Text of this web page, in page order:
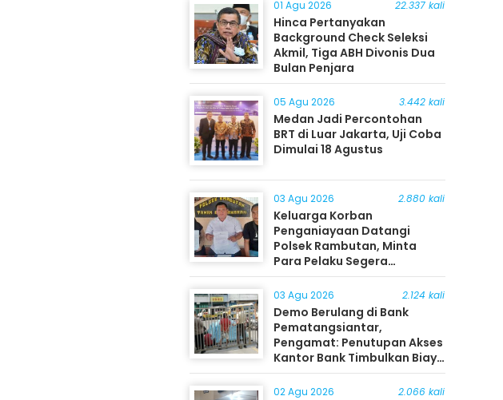
01 Agu 2026 22.337 kali
Hinca Pertanyakan
Background Check Seleksi
Akmil, Tiga ABH Divonis Dua
Bulan Penjara
05 Agu 2026 3.442 kali
Medan Jadi Percontohan
BRT di Luar Jakarta, Uji Coba
Dimulai 18 Agustus
03 Agu 2026 2.880 kali
Keluarga Korban
Penganiayaan Datangi
Polsek Rambutan, Minta
Para Pelaku Segera
Ditangkap
03 Agu 2026 2.124 kali
Demo Berulang di Bank
Pematangsiantar,
Pengamat: Penutupan Akses
Kantor Bank Timbulkan Biaya
Ekonomi bagi Masyarakat
02 Agu 2026 2.066 kali